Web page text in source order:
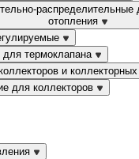
распределительные
отопления
термоклапана
и коллекторных
для коллекторов